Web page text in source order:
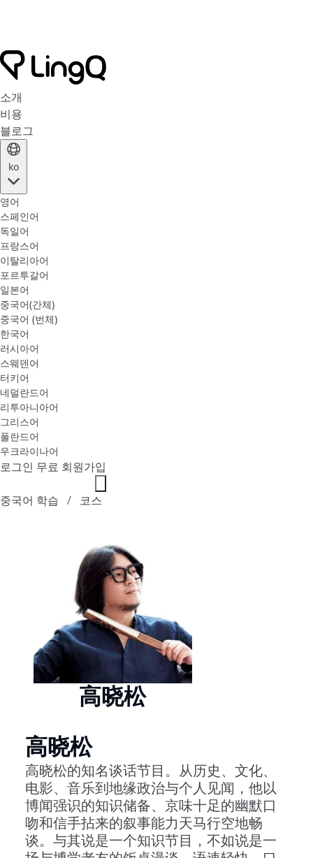
소개
비용
블로그
ko
영어
스페인어
독일어
프랑스어
이탈리아어
포르투갈어
일본어
중국어(간체)
중국어 (번체)
한국어
러시아어
스웨덴어
터키어
네덜란드어
리투아니아어
그리스어
폴란드어
우크라이나어
로그인 무료 회원가입
중국어 학습 코스
高晓松
高晓松
高晓松的知名谈话节目。从历史、文化、
电影、音乐到地缘政治与个人见闻，他以
博闻强识的知识储备、京味十足的幽默口
吻和信手拈来的叙事能力天马行空地畅
谈。与其说是一个知识节目，不如说是一